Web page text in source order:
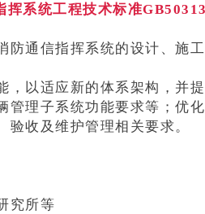
系统工程技术标准
通信指挥系统的设计、施工
，以适应新的体系架构，并
管理子系统功能要求等；优
收及维护管理相关要求。
究所等